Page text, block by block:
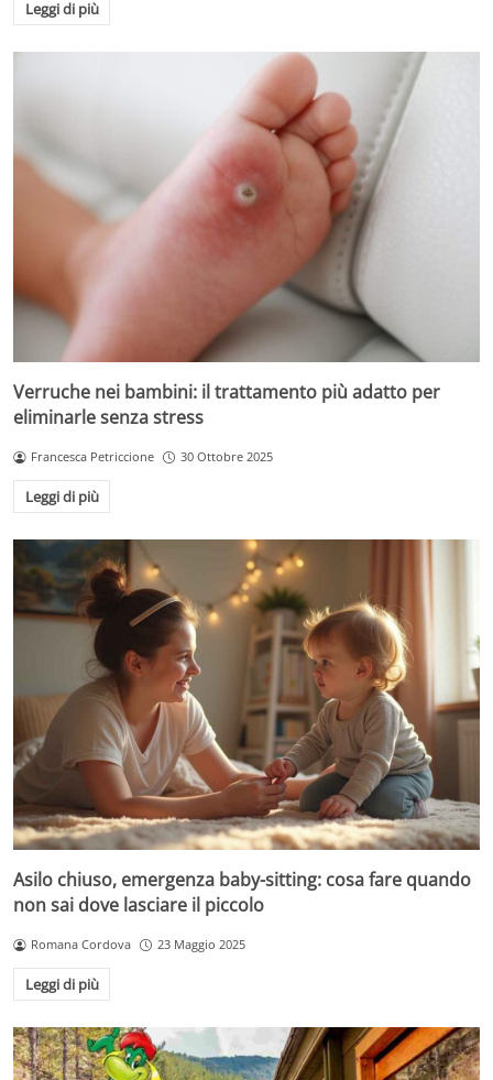
Leggi di più
Verruche nei bambini: il trattamento più adatto per
eliminarle senza stress
Francesca Petriccione 30 Ottobre 2025
Leggi di più
Asilo chiuso, emergenza baby-sitting: cosa fare quando
non sai dove lasciare il piccolo
Romana Cordova 23 Maggio 2025
Leggi di più